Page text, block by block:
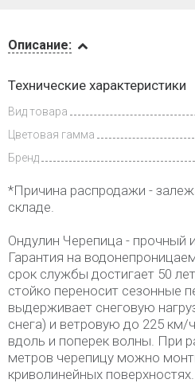
и оплата
Описание:
Технические характеристики
Вид товара
Цветовая гамма
Бренд
*Причина распродажи -
складе.
Ондулин Черепица - прочный
Гарантия на
срок службы достигает 50
стойко переносит сезонные
выдерживает снеговую
снега) и ветровую до 225 км/
вдоль и поперек волны. При
метров черепицу можно
криволинейных